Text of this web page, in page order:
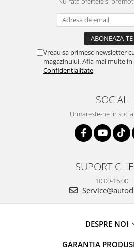
Vreau sa primesc newsletter
magazinului. Afla mai multe in
Confidentialitate
SOCIAL
Urmareste-ne in
SUPORT
10:00-16:00
DESPRE NOI
GARANTIA